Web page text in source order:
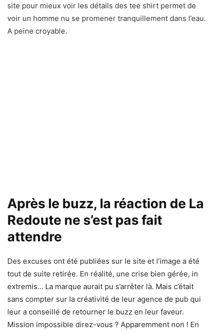
site pour mieux voir les détails des tee shirt permet de
voir un homme nu se promener tranquillement dans l’eau.
A peine croyable.
Après le buzz, la réaction de La
Redoute ne s’est pas fait
attendre
Des excuses ont été publiées sur le site et l’image a été
tout de suite retirée. En réalité, une crise bien gérée, in
extremis… La marque aurait pu s’arrêter là. Mais c’était
sans compter sur la créativité de leur agence de pub qui
leur a conseillé de retourner le buzz en leur faveur.
Mission impossible direz-vous ? Apparemment non ! En